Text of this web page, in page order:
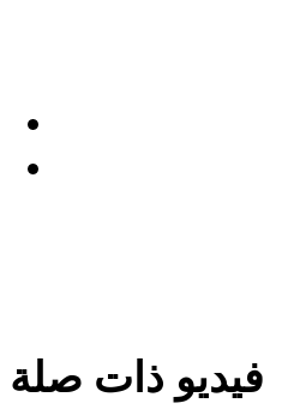
فيديو ذات صلة